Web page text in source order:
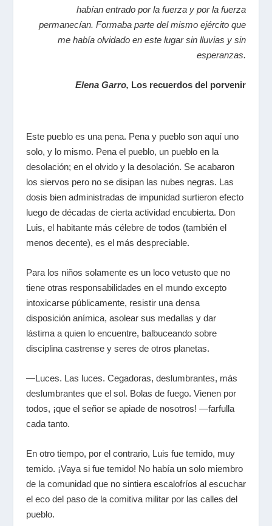
habían entrado por la fuerza y por la fuerza
permanecían. Formaba parte del mismo ejército que
me había olvidado en este lugar sin lluvias y sin
esperanzas.
Elena Garro, Los recuerdos del porvenir
Este pueblo es una pena. Pena y pueblo son aquí uno
solo, y lo mismo. Pena el pueblo, un pueblo en la
desolación; en el olvido y la desolación. Se acabaron
los siervos pero no se disipan las nubes negras. Las
dosis bien administradas de impunidad surtieron efecto
luego de décadas de cierta actividad encubierta. Don
Luis, el habitante más célebre de todos (también el
menos decente), es el más despreciable.
Para los niños solamente es un loco vetusto que no
tiene otras responsabilidades en el mundo excepto
intoxicarse públicamente, resistir una densa
disposición anímica, asolear sus medallas y dar
lástima a quien lo encuentre, balbuceando sobre
disciplina castrense y seres de otros planetas.
—Luces. Las luces. Cegadoras, deslumbrantes, más
deslumbrantes que el sol. Bolas de fuego. Vienen por
todos, ¡que el señor se apiade de nosotros! —farfulla
cada tanto.
En otro tiempo, por el contrario, Luis fue temido, muy
temido. ¡Vaya si fue temido! No había un solo miembro
de la comunidad que no sintiera escalofríos al escuchar
el eco del paso de la comitiva militar por las calles del
pueblo.